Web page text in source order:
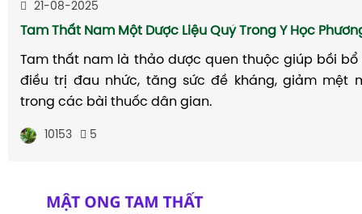
21-08-2025
Tam Thất Nam Một Dược Liệu Quý Trong Y Học
Tam thất nam là thảo dược quen thuộc giúp bồi bổ
điều trị đau nhức, tăng sức đề kháng, giảm mệt
trong các bài thuốc dân gian.
10153 5